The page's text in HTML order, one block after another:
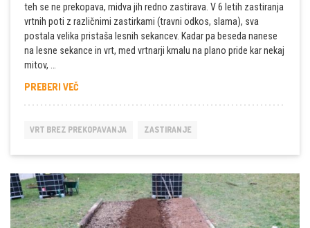
teh se ne prekopava, midva jih redno zastirava. V 6 letih zastiranja
vrtnih poti z različnimi zastirkami (travni odkos, slama), sva
postala velika pristaša lesnih sekancev. Kadar pa beseda nanese
na lesne sekance in vrt, med vrtnarji kmalu na plano pride kar nekaj
mitov, …
PREBERI VEČLESNI
VRTU
VRT BREZ PREKOPAVANJA ZASTIRANJE